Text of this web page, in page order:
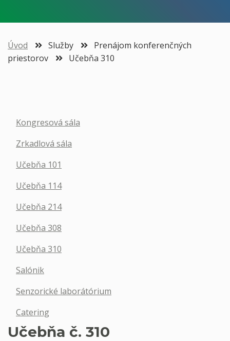
Úvod Služby
Prenájom konferenčných
priestorov
Učebňa 310
Kongresová sála
Zrkadlová sála
Učebňa 101
Učebňa 114
Učebňa 214
Učebňa 308
Učebňa 310
Salónik
Senzorické laborátórium
Catering
Učebňa č. 310